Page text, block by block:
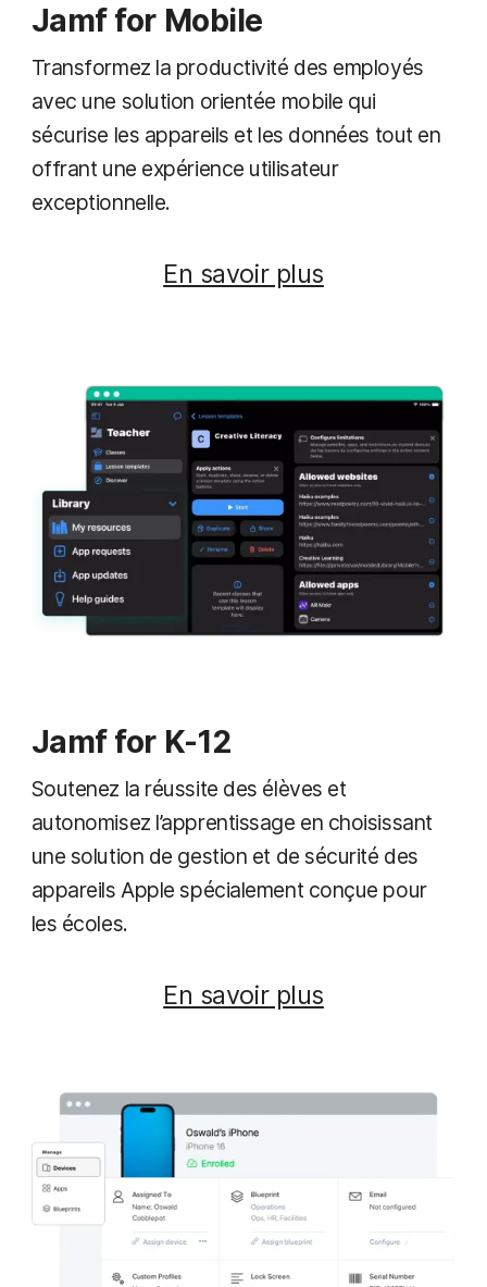
Jamf for Mobile
Transformez la productivité des employés
avec une solution orientée mobile qui
sécurise les appareils et les données tout en
offrant une expérience utilisateur
exceptionnelle.
En savoir plus
Jamf for K-12
Soutenez la réussite des élèves et
autonomisez l’apprentissage en choisissant
une solution de gestion et de sécurité des
appareils Apple spécialement conçue pour
les écoles.
En savoir plus